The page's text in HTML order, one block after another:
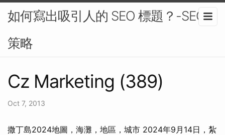
如何寫出吸引人的 SEO 標題？-SEO
策略
Cz Marketing (389)
Oct 7, 2013
撒丁島2024地圖，海灘，地區，城市 2024年9月14日，紮